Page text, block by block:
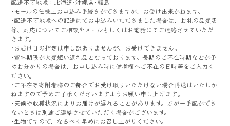
･モールの仕様上お申込み手続きができますが、お受け出来かねます。
･配送不可地域への配送にてお申込みいただきました場合は、お礼の品変更
等、対応についてご相談をメールもしくはお電話にてご連絡させていただ
きます。
･お届け日の指定は申し訳ありませんが、お受けできません。
･賞味期限が大変短い返礼品となっております。長期のご不在時期などが予
めお分かりの場合は、お申し込み時に備考欄へご不在の日時等をご入力く
ださい。
･ご不在等寄附者様のご都合でお受け取りいただけない場合再送はいたしか
ねますので予めご了承くださいますようお願い申し上げます｡
･天候や収穫状況によりお届けが遅れることがあります。万が一手配ができ
ないときは別途ご連絡させていただく場合がございます。
･生物ですので、なるべく早めにお召し上がりください。